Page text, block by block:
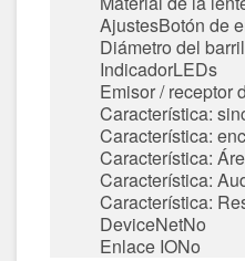
AjustesBotón de
Diámetro del
IndicadorLEDs
Emisor / receptor
Característica:
Característica:
Característica:
Característica:
Característica:
DeviceNetNo
Enlace IONo